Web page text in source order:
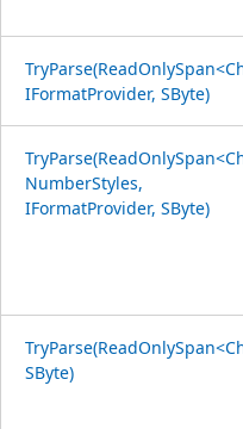
IFormatProvider, SByte)
NumberStyles,
IFormatProvider, SByte)
SByte)